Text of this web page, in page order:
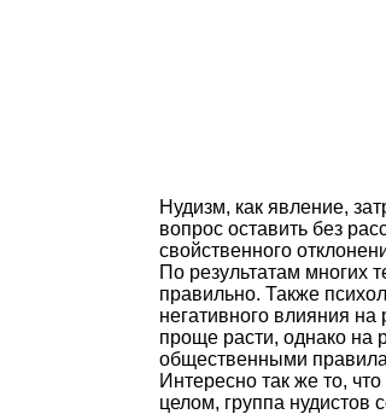
Нудизм, как явление,
вопрос оставить без
свойственного
По результатам многих
правильно. Также
негативного влияния
проще расти, однако на
общественными
Интересно так же то,
целом, группа нудистов